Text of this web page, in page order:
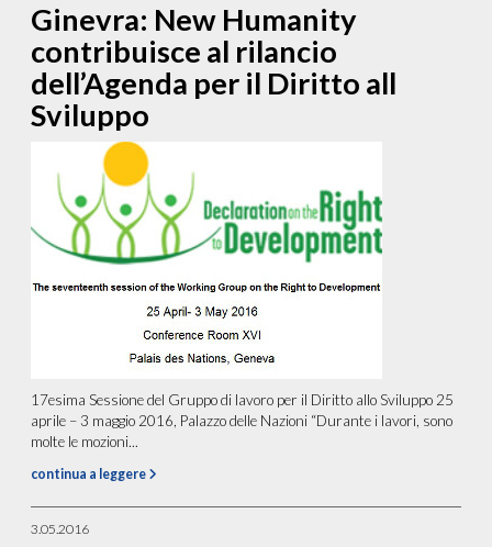
Ginevra: New Humanity
contribuisce al rilancio
dell’Agenda per il Diritto all
Sviluppo
17esima Sessione del Gruppo di lavoro per il Diritto allo Sviluppo 25
aprile – 3 maggio 2016, Palazzo delle Nazioni “Durante i lavori, sono
molte le mozioni...
continua a leggere
3.05.2016